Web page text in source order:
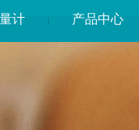
计 产品中心